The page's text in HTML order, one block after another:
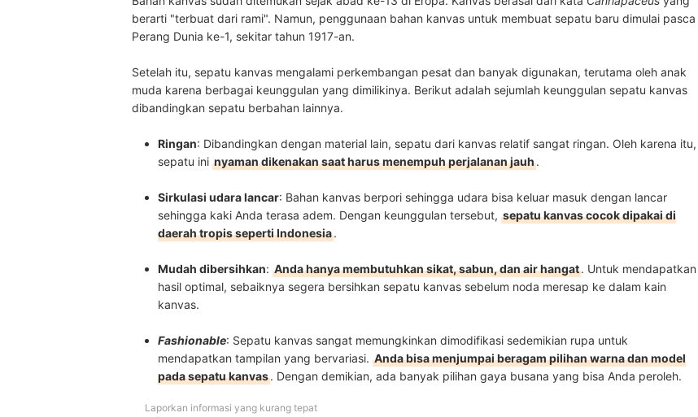
berarti "terbuat dari rami". Namun, penggunaan bahan kanvas untuk membuat sepatu baru dimulai pasca
Perang Dunia ke-1, sekitar tahun 1917-an.
Setelah itu, sepatu kanvas mengalami perkembangan pesat dan banyak digunakan, terutama oleh anak
muda karena berbagai keunggulan yang dimilikinya. Berikut adalah sejumlah keunggulan sepatu kanvas
dibandingkan sepatu berbahan lainnya.
Ringan: Dibandingkan dengan material lain, sepatu dari kanvas relatif sangat ringan. Oleh karena itu,
sepatu ini nyaman dikenakan saat harus menempuh perjalanan jauh.
Sirkulasi udara lancar: Bahan kanvas berpori sehingga udara bisa keluar masuk dengan lancar
sehingga kaki Anda terasa adem. Dengan keunggulan tersebut, sepatu kanvas cocok dipakai di
daerah tropis seperti Indonesia.
Mudah dibersihkan: Anda hanya membutuhkan sikat, sabun, dan air hangat. Untuk mendapatkan
hasil optimal, sebaiknya segera bersihkan sepatu kanvas sebelum noda meresap ke dalam kain
kanvas.
Fashionable: Sepatu kanvas sangat memungkinkan dimodifikasi sedemikian rupa untuk
mendapatkan tampilan yang bervariasi. Anda bisa menjumpai beragam pilihan warna dan model
pada sepatu kanvas. Dengan demikian, ada banyak pilihan gaya busana yang bisa Anda peroleh.
Laporkan informasi yang kurang tepat